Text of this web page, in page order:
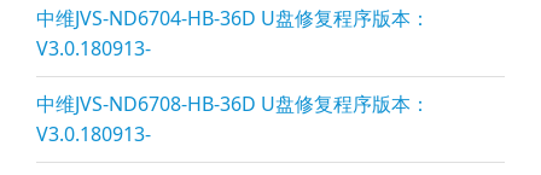
中维JVS-ND6704-HB-36D U盘修复程序版本：
V3.0.180913-
中维JVS-ND6708-HB-36D U盘修复程序版本：
V3.0.180913-